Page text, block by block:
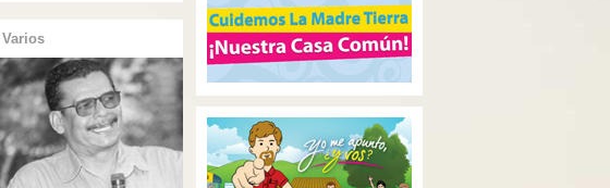
Varios